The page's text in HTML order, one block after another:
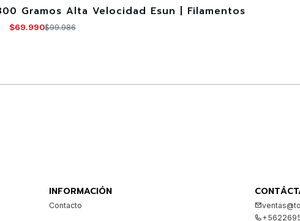
Gramos Alta Velocidad Esun | Filamentos
$69.990$99.986
INFORMACIÓN
Contacto